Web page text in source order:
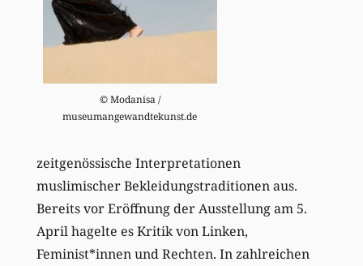
© Modanisa /
museumangewandtekunst.de
zeitgenössische Interpretationen
muslimischer Bekleidungstraditionen aus.
Bereits vor Eröffnung der Ausstellung am 5.
April hagelte es Kritik von Linken,
Feminist*innen und Rechten. In zahlreichen